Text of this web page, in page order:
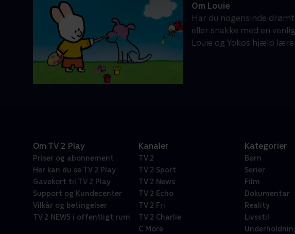
Om Louie
Har du nogensinde
eller snakke med en
Louie og Yokos hjælp
Om TV 2 Play
Priser og abonnement
Her kan du se TV 2 Play
Gavekort til TV 2 Play
Support og Kundecenter
Vilkår og betingelser
TV 2 NEWS i offentligt rum
Kanaler
TV 2
TV 2 Sport
TV 2 News
TV 2 Echo
TV 2 Fri
TV 2 Charlie
C More
Kategorier
Børn
Serier
Film
Dokumentar
Reality
Livsstil